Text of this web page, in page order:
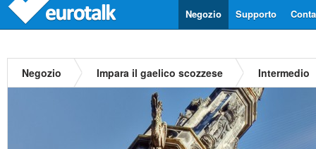
Supporto
Negozio
Negozio Impara il gaelico scozzese Intermedio